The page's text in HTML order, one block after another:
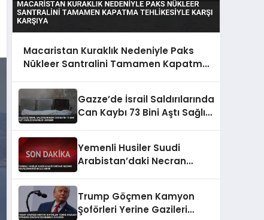
Macaristan Kuraklık Nedeniyle Paks
Nükleer Santralini Tamamen Kapatma
Gazze’de İsrail Saldırılarında
Can Kaybı 73 Bini Aştı Sağlık
Yemenli Husiler Suudi
Arabistan’daki Necran
Trump Göçmen Kamyon
Şoförleri Yerine Gazileri